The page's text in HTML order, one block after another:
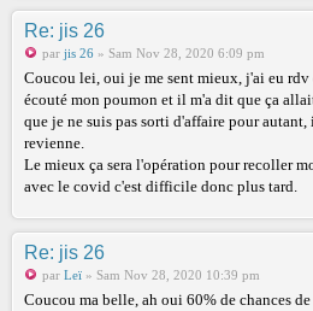
Re: jis 26
par jis 26 » Sam Nov 28, 2020 6:09 pm
Coucou lei, oui je me sent mieux, j'ai eu
écouté mon poumon et il m'a dit que ça
que je ne suis pas sorti d'affaire pour
revienne.
Le mieux ça sera l'opération pour recoller
avec le covid c'est difficile donc plus tard.
Re: jis 26
par Leï » Sam Nov 28, 2020 10:39 pm
Coucou ma belle, ah oui 60% de chances